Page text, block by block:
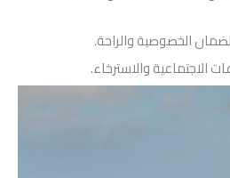
الخصوصية والراحة.
الاجتماعية والاسترخاء.